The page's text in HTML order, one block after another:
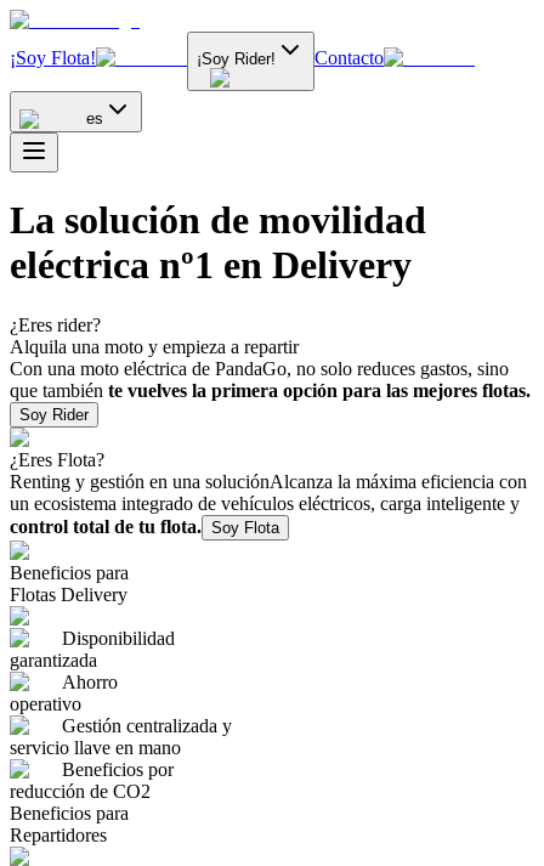
¡Soy Flota! ¡Soy Rider! Contacto
es
La solución de movilidad
eléctrica nº1 en Delivery
¿Eres rider?
Alquila una moto y empieza a repartir
Con una moto eléctrica de PandaGo, no solo reduces gastos, sino
que también te vuelves la primera opción para las mejores flotas.
Soy Rider
¿Eres Flota?
Renting y gestión en una soluciónAlcanza la máxima eficiencia con
un ecosistema integrado de vehículos eléctricos, carga inteligente y
control total de tu flota. Soy Flota
Beneficios para
Flotas Delivery
Disponibilidad
garantizada
Ahorro
operativo
Gestión centralizada y
servicio llave en mano
Beneficios por
reducción de CO2
Beneficios para
Repartidores